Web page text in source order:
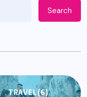
Search
TRAVEL(6)